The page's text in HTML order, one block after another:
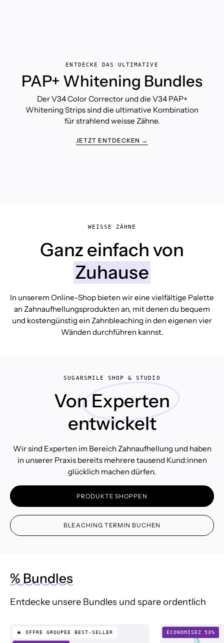
ENTDECKE DAS ULTIMATIVE
PAP+ Whitening Bundles
Der V34 Color Corrector und die V34 PAP+
Whitening Strips sind die ultimative Kombination
für strahlend weisse Zähne.
JETZT ENTDECKEN →
WEISSE ZÄHNE
Ganz einfach von
Zuhause
In unserem Online-Shop bieten wir eine vielfältige Palette
an Zahnaufhellungsprodukten an, mit denen du bequem
und kostengünstig ein Zahnbleaching in den eigenen vier
Wänden durchführen kannst.
SUGARSMILE SHOP & STUDIO
Von Experten
entwickelt
Wir sind Experten im Bereich Zahnaufhellung und haben
in unserer Praxis bereits mehrere tausend Kund:innen
glücklich machen dürfen.
PRODUKTE SHOPPEN
BLEACHING TERMIN BUCHEN
% Bundles
Entdecke unsere Bundles und spare ordentlich
Forfait
🔥 OFFRE GROUPÉE BEST-SELLER ÉCONOMISEZ 53%